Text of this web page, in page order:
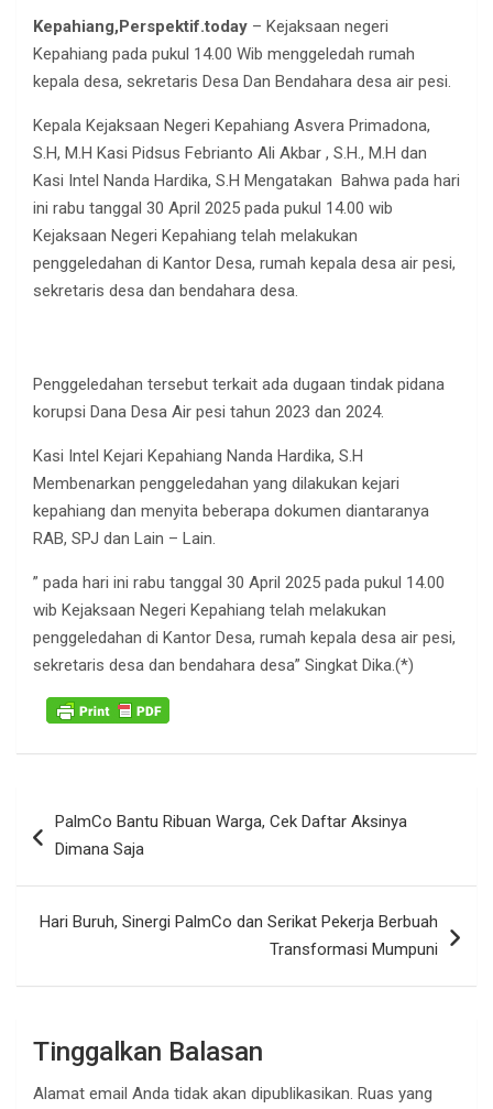
Kepahiang,Perspektif.today – Kejaksaan negeri
Kepahiang pada pukul 14.00 Wib menggeledah rumah
kepala desa, sekretaris Desa Dan Bendahara desa air pesi.
Kepala Kejaksaan Negeri Kepahiang Asvera Primadona,
S.H, M.H Kasi Pidsus Febrianto Ali Akbar , S.H., M.H dan
Kasi Intel Nanda Hardika, S.H Mengatakan Bahwa pada hari
ini rabu tanggal 30 April 2025 pada pukul 14.00 wib
Kejaksaan Negeri Kepahiang telah melakukan
penggeledahan di Kantor Desa, rumah kepala desa air pesi,
sekretaris desa dan bendahara desa.
Penggeledahan tersebut terkait ada dugaan tindak pidana
korupsi Dana Desa Air pesi tahun 2023 dan 2024.
Kasi Intel Kejari Kepahiang Nanda Hardika, S.H
Membenarkan penggeledahan yang dilakukan kejari
kepahiang dan menyita beberapa dokumen diantaranya
RAB, SPJ dan Lain – Lain.
” pada hari ini rabu tanggal 30 April 2025 pada pukul 14.00
wib Kejaksaan Negeri Kepahiang telah melakukan
penggeledahan di Kantor Desa, rumah kepala desa air pesi,
sekretaris desa dan bendahara desa” Singkat Dika.(*)
posPalmCo Bantu Ribuan Warga, Cek Daftar Aksinya
Dimana Saja
Hari Buruh, Sinergi PalmCo dan Serikat Pekerja Berbuah
Transformasi Mumpuni
Tinggalkan Balasan
Alamat email Anda tidak akan dipublikasikan. Ruas yang